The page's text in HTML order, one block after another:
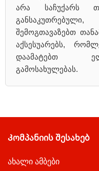
არა საჩუქარს
შემოგთავაზებთ
აქსესუარებს,
დაამატებთ
გამოსახულებას.
Კომპანიის შესახებ
ახალი ამბები